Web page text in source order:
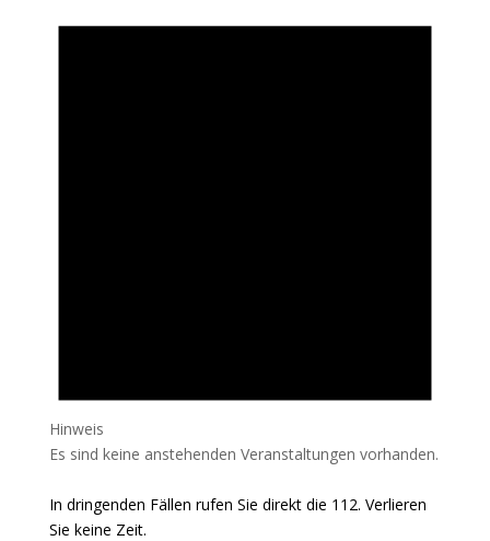
Hinweis
Es sind keine anstehenden Veranstaltungen vorhanden.
In dringenden Fällen rufen Sie direkt die 112. Verlieren
Sie keine Zeit.